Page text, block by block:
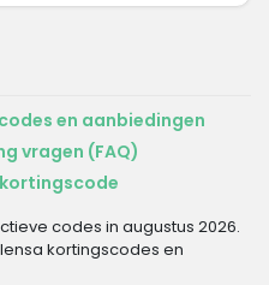
en aanbiedingen
vragen (FAQ)
kortingscode
codes in augustus 2026.
kortingscodes en